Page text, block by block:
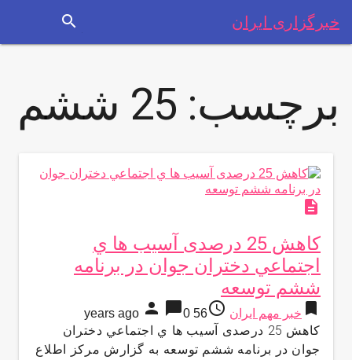
خبرگزاری ایران search
برچسب: 25 ششم
description
كاهش 25 درصدی آسیب ها ي
اجتماعي دختران جوان در برنامه
ششم توسعه
bookmark خبر مهم ایران access_time
56 years ago
person chat_bubble0
كاهش 25 درصدی آسیب ها ي اجتماعي دختران
جوان در برنامه ششم توسعه به گزارش مركز اطلاع